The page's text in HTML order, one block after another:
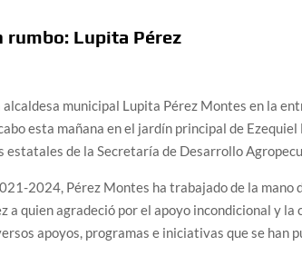
rumbo: Lupita Pérez
municipal Lupita Pérez Montes en la
esta mañana en el jardín principal de
estatales de la Secretaría de Desarrollo
2024, Pérez Montes ha trabajado de la mano
quien agradeció por el apoyo incondicional y la
apoyos, programas e iniciativas que se han